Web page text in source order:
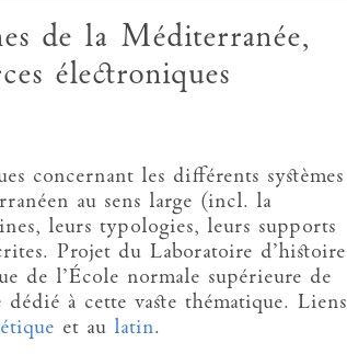
de la Méditerranée,
électroniques
concernant les différents systèmes
au sens large (incl. la
leurs typologies, leurs supports
Projet du Laboratoire d’histoire
de l’École normale supérieure de
dédié à cette vaste thématique. Liens
et au latin.